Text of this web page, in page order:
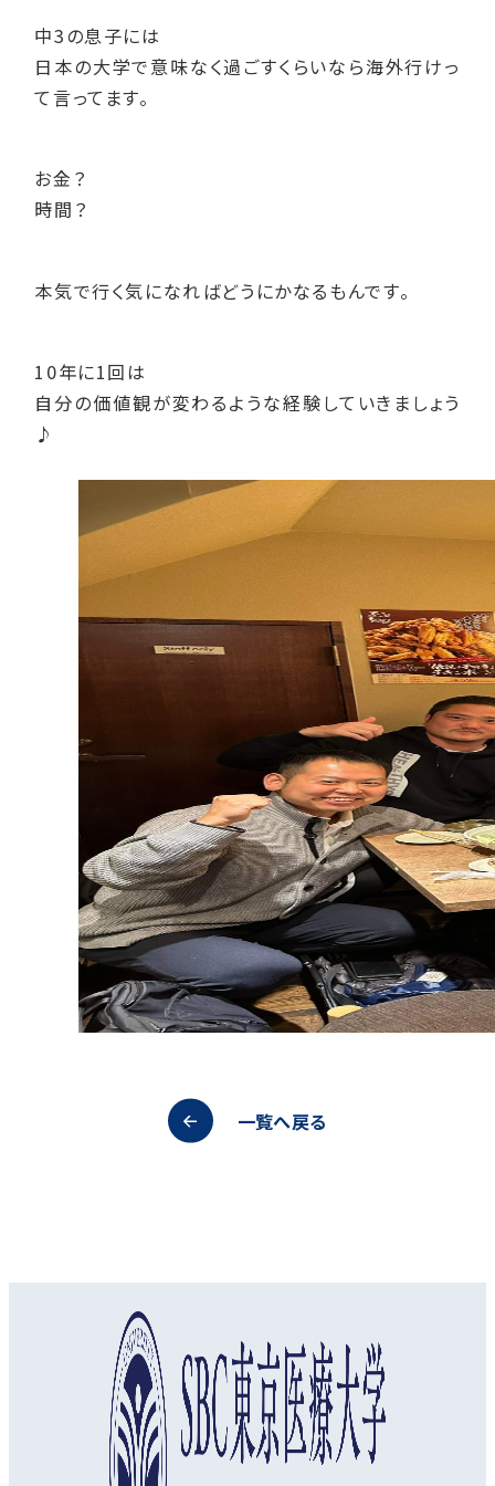
中3の息子には
日本の大学で意味なく過ごすくらいなら海外行けっ
て言ってます。
お金？
時間？
本気で行く気になればどうにかなるもんです。
10年に1回は
自分の価値観が変わるような経験していきましょう
♪
一覧へ戻る